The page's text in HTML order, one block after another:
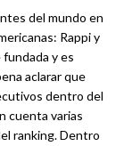
del mundo en
Rappi y
y es
aclarar que
dentro del
cuenta varias
ranking. Dentro